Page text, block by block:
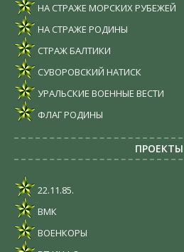
НА СТРАЖЕ МОРСКИХ РУБЕЖЕЙ
НА СТРАЖЕ РОДИНЫ
СТРАЖ БАЛТИКИ
СУВОРОВСКИЙ НАТИСК
УРАЛЬСКИЕ ВОЕННЫЕ ВЕСТИ
ФЛАГ РОДИНЫ
ПРОЕКТЫ
22.11.85.
ВМК
ВОЕНКОРЫ